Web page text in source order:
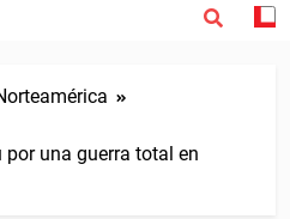
una guerra total en